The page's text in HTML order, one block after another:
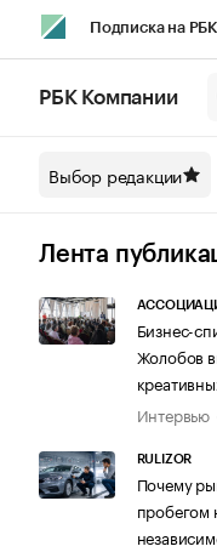
Подписка на РБК
Спецпроекты
Технологии и
РБК Компании
Выбор редакции
Лента
Бизнес-
Жолобов
Интервью
RULIZOR
Почему
пробегом